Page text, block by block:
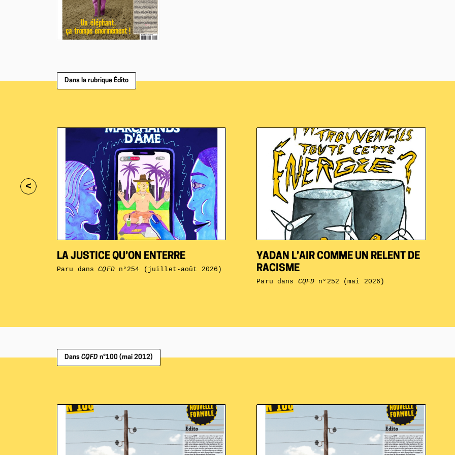
<
Dans la rubrique Édito
LA JUSTICE QU’ON ENTERRE
Paru dansCQFDn°254 (juillet-août 2026)
YADAN L’AIR COMME UN RELENT DE
RACISME
Paru dans CQFD n°252 (mai 2026)
Dans CQFD n°100 (mai 2012)